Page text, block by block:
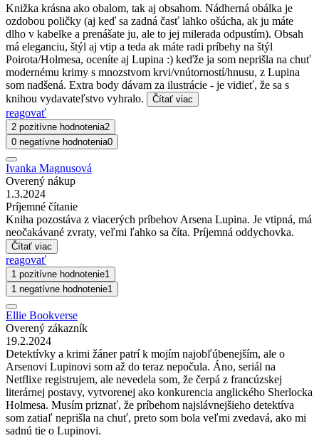
Knižka krásna ako obalom, tak aj obsahom. Nádherná obálka je
ozdobou poličky (aj keď sa zadná časť lahko ošúcha, ak ju máte
dlho v kabelke a prenášate ju, ale to jej milerada odpustím). Obsah
má eleganciu, štýl aj vtip a teda ak máte radi príbehy na štýl
Poirota/Holmesa, oceníte aj Lupina :) keďže ja som neprišla na chuť
modernému krimy s mnozstvom krvi/vnútorností/hnusu, z Lupina
som nadšená. Extra body dávam za ilustrácie - je vidieť, že sa s
knihou vydavateľstvo vyhralo.
Čítať viac
reagovať
2 pozitívne hodnotenia2
0 negatívne hodnotenia0
Ivanka Magnusová
Overený nákup
1.3.2024
Príjemné čítanie
Kniha pozostáva z viacerých príbehov Arsena Lupina. Je vtipná, má
neočakávané zvraty, veľmi ľahko sa číta. Príjemná oddychovka.
Čítať viac
reagovať
1 pozitívne hodnotenie1
1 negatívne hodnotenie1
Ellie Bookverse
Overený zákazník
19.2.2024
Detektívky a krimi žáner patrí k mojím najobľúbenejším, ale o
Arsenovi Lupinovi som až do teraz nepočula. Áno, seriál na
Netflixe registrujem, ale nevedela som, že čerpá z francúzskej
literárnej postavy, vytvorenej ako konkurencia anglického Sherlocka
Holmesa. Musím priznať, že príbehom najslávnejšieho detektíva
som zatiaľ neprišla na chuť, preto som bola veľmi zvedavá, ako mi
sadnú tie o Lupinovi.